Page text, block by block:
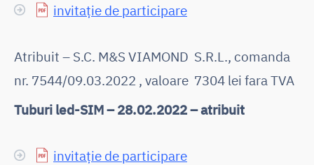
invitație de participare
Atribuit – S.C. M&S VIAMOND S.R.L., comanda
nr. 7544/09.03.2022 , valoare 7304 lei fara TVA
Tuburi led-SIM – 28.02.2022 – atribuit
invitație de participare